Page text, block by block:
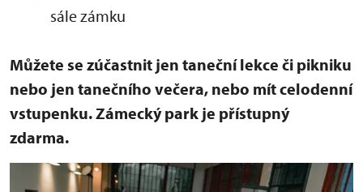
sále zámku
Můžete se zúčastnit jen taneční lekce či pikniku
nebo jen tanečního večera, nebo mít celodenní
vstupenku. Zámecký park je přístupný
zdarma.